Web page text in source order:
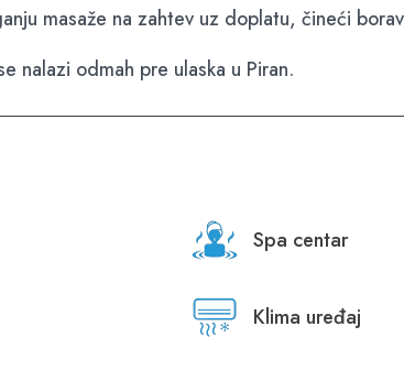
masaže na zahtev uz doplatu, čineći
nalazi odmah pre ulaska u Piran.
Spa centar
Klima uređaj